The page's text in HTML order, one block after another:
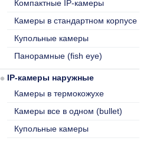
Компактные IP-камеры
Камеры в стандартном корпусе
Купольные камеры
Панорамные (fish eye)
IP-камеры наружные
Камеры в термокожухе
Камеры все в одном (bullet)
Купольные камеры